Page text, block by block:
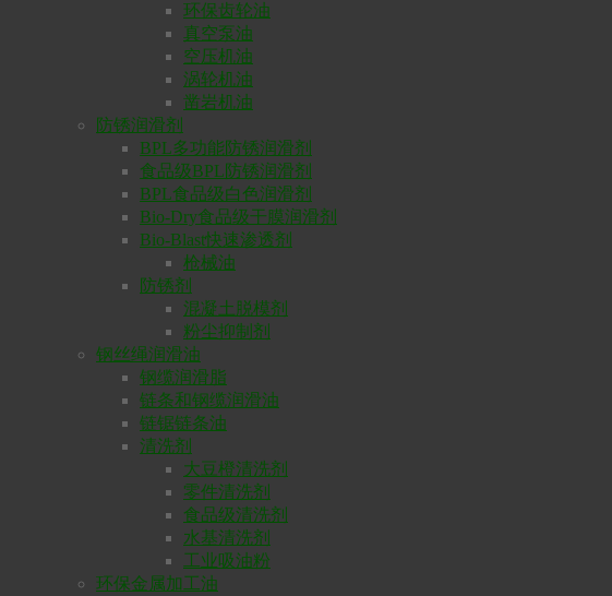
环保齿轮油
真空泵油
空压机油
涡轮机油
凿岩机油
防锈润滑剂
BPL多功能防锈润滑剂
食品级BPL防锈润滑剂
BPL食品级白色润滑剂
Bio-Dry食品级干膜润滑剂
Bio-Blast快速渗透剂
枪械油
防锈剂
混凝土脱模剂
粉尘抑制剂
钢丝绳润滑油
钢缆润滑脂
链条和钢缆润滑油
链锯链条油
清洗剂
大豆橙清洗剂
零件清洗剂
食品级清洗剂
水基清洗剂
工业吸油粉
环保金属加工油